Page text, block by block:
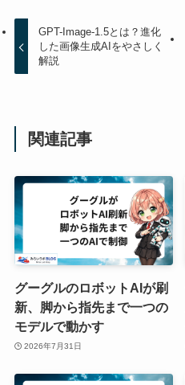
GPT-Image-1.5とは？進化
した画像生成AIをやさしく
解説
関連記事
グーグルのロボットAIが刷
新、脚から指先まで一つの
モデルで動かす
2026年7月31日